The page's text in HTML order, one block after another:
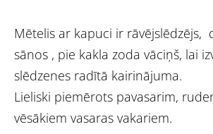
Mētelis ar kapuci ir rāvējslēdzējs,
sānos , pie kakla zoda vāciņš, lai
slēdzenes radītā kairinājuma.
Lieliski piemērots pavasarim,
vēsākiem vasaras vakariem.